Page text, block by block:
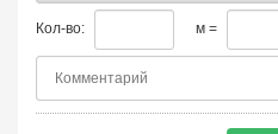
Кол-во: м =